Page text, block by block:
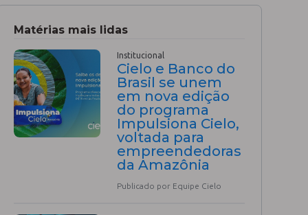
Matérias mais lidas
Institucional
Cielo e Banco do
Brasil se unem
em nova edição
do programa
Impulsiona Cielo,
voltada para
empreendedoras
da Amazônia
Publicado por Equipe Cielo